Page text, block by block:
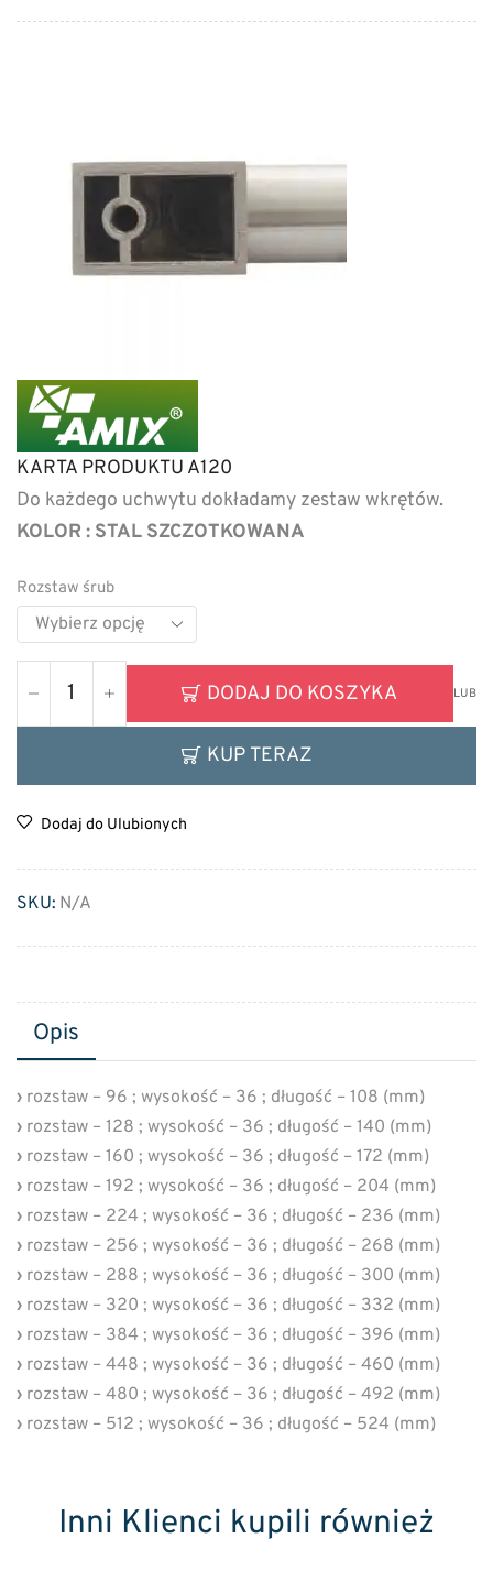
KARTA PRODUKTU A120
Do każdego uchwytu dokładamy zestaw wkrętów.
KOLOR : STAL SZCZOTKOWANA
Rozstaw śrub
DODAJ DO KOSZYKA LUB
KUP TERAZ
Dodaj do Ulubionych
SKU: N/A
Opis
› rozstaw – 96 ; wysokość – 36 ; długość – 108 (mm)
› rozstaw – 128 ; wysokość – 36 ; długość – 140 (mm)
› rozstaw – 160 ; wysokość – 36 ; długość – 172 (mm)
› rozstaw – 192 ; wysokość – 36 ; długość – 204 (mm)
› rozstaw – 224 ; wysokość – 36 ; długość – 236 (mm)
› rozstaw – 256 ; wysokość – 36 ; długość – 268 (mm)
› rozstaw – 288 ; wysokość – 36 ; długość – 300 (mm)
› rozstaw – 320 ; wysokość – 36 ; długość – 332 (mm)
› rozstaw – 384 ; wysokość – 36 ; długość – 396 (mm)
› rozstaw – 448 ; wysokość – 36 ; długość – 460 (mm)
› rozstaw – 480 ; wysokość – 36 ; długość – 492 (mm)
› rozstaw – 512 ; wysokość – 36 ; długość – 524 (mm)
Inni Klienci kupili również